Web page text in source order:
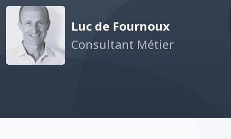
Luc de Fournoux
Consultant Métier